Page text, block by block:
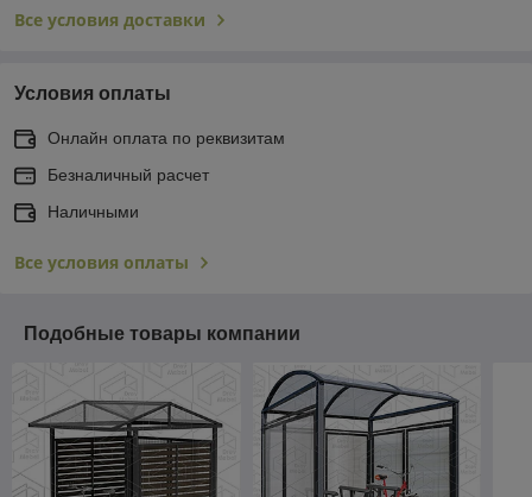
Все условия доставки
Условия оплаты
Онлайн оплата по реквизитам
Безналичный расчет
Наличными
Все условия оплаты
Подобные товары компании